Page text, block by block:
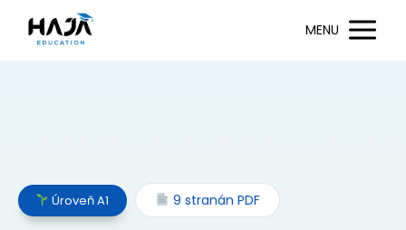
MENU
Úroveň A1 9 stranán PDF